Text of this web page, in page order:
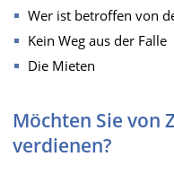
Wer ist betroffen von
Kein Weg aus der Falle
Die Mieten
Möchten Sie von
verdienen?